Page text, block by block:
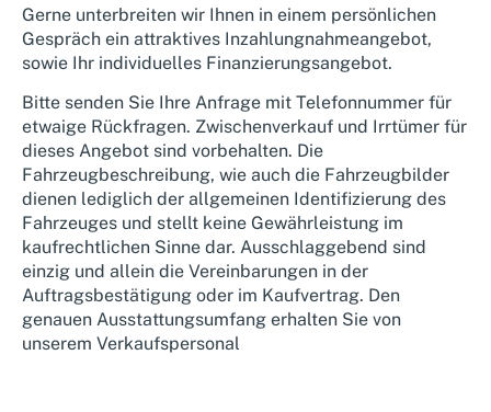
Gerne unterbreiten wir Ihnen in einem persönlichen
Gespräch ein attraktives Inzahlungnahmeangebot,
sowie Ihr individuelles Finanzierungsangebot.
Bitte senden Sie Ihre Anfrage mit Telefonnummer für
etwaige Rückfragen. Zwischenverkauf und Irrtümer für
dieses Angebot sind vorbehalten. Die
Fahrzeugbeschreibung, wie auch die Fahrzeugbilder
dienen lediglich der allgemeinen Identifizierung des
Fahrzeuges und stellt keine Gewährleistung im
kaufrechtlichen Sinne dar. Ausschlaggebend sind
einzig und allein die Vereinbarungen in der
Auftragsbestätigung oder im Kaufvertrag. Den
genauen Ausstattungsumfang erhalten Sie von
unserem Verkaufspersonal